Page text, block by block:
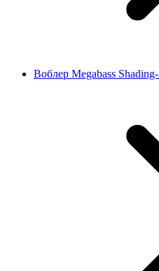
Воблер Megabass